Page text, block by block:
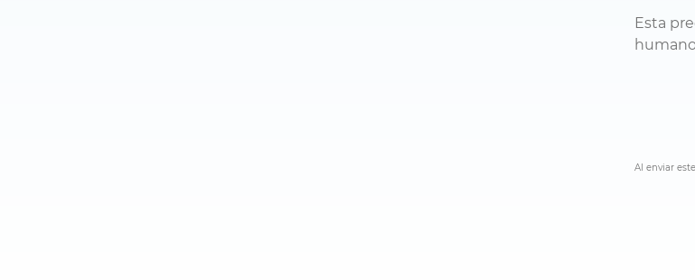
Esta
Al enviar